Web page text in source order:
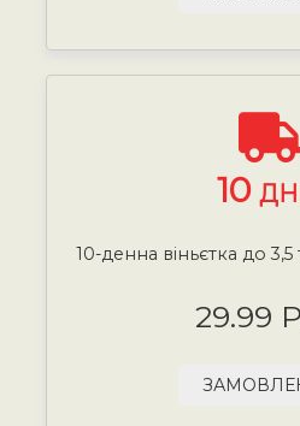
10
10-денна віньєтка до
29.99